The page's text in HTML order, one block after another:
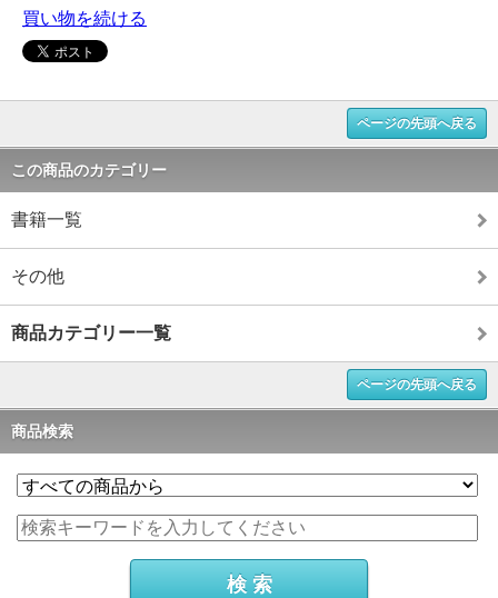
買い物を続ける
ページの先頭へ戻る
この商品のカテゴリー
書籍一覧
その他
商品カテゴリー一覧
ページの先頭へ戻る
商品検索